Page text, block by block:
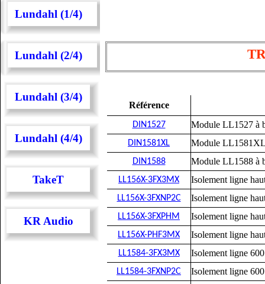
Référence
DIN1527 Module LL1527 à
DIN1581XL Module LL1581XL
DIN1588 Module LL1588 à
LL156X-3FX3MX Isolement ligne
LL156X-3FXNP2C Isolement ligne
LL156X-3FXPHM Isolement ligne
LL156X-PHF3MX Isolement ligne
LL1584-3FX3MX Isolement ligne
LL1584-3FXNP2C Isolement ligne
Lundahl (1/4)
Lundahl (2/4)
Lundahl (3/4)
Lundahl (4/4)
TakeT
KR Audio